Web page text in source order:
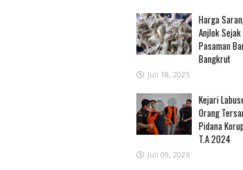
Harga
Anjlok
Pasaman
Bangkrut
Juli 18, 2025
‎Kejari
Orang
Pidana
T.A 2024
Juli 09, 2026